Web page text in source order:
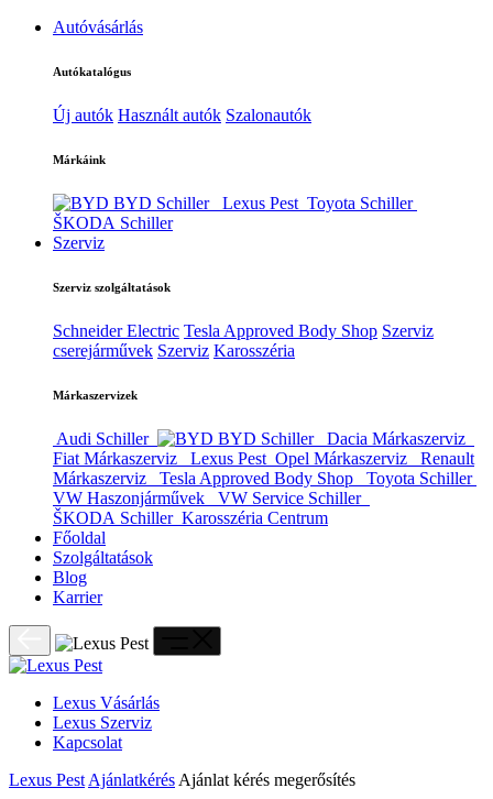
Autóvásárlás
Autókatalógus
Új autók Használt autók Szalonautók
Márkáink
BYD Schiller Lexus Pest Toyota Schiller
ŠKODA Schiller
Szerviz
Szerviz szolgáltatások
Schneider Electric Tesla Approved Body Shop Szerviz
cserejárművek Szerviz Karosszéria
Márkaszervizek
Audi Schiller BYD Schiller
Dacia Márkaszerviz
Fiat Márkaszerviz
Lexus Pest Opel Márkaszerviz
Renault
Márkaszerviz
Tesla Approved Body Shop
Toyota Schiller
VW Haszonjárművek
VW Service Schiller
ŠKODA Schiller Karosszéria Centrum
Főoldal
Szolgáltatások
Blog
Karrier
Lexus Vásárlás
Lexus Szerviz
Kapcsolat
Lexus Pest Ajánlatkérés Ajánlat kérés megerősítés